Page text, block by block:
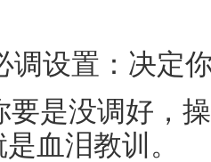
调设置：决定
要是没调好，
血泪教训。